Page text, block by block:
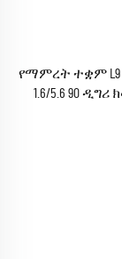
የማምረት ተቋም L9
1.6/5.6 90 ዲግሪ